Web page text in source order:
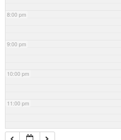
8:00 pm
9:00 pm
10:00 pm
11:00 pm